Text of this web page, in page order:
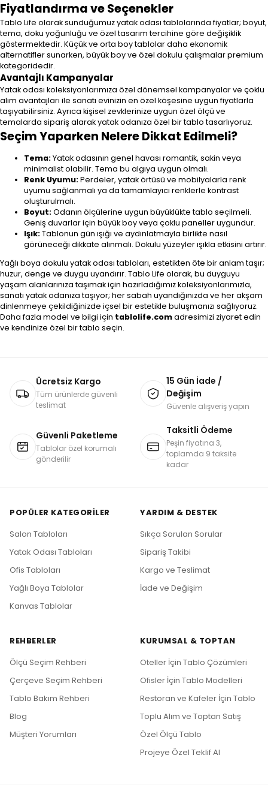
Fiyatlandırma ve Seçenekler
Tablo Life olarak sunduğumuz yatak odası tablolarında fiyatlar; boyut,
tema, doku yoğunluğu ve özel tasarım tercihine göre değişiklik
göstermektedir. Küçük ve orta boy tablolar daha ekonomik
alternatifler sunarken, büyük boy ve özel dokulu çalışmalar premium
kategoridedir.
Avantajlı Kampanyalar
Yatak odası koleksiyonlarımıza özel dönemsel kampanyalar ve çoklu
alım avantajları ile sanatı evinizin en özel köşesine uygun fiyatlarla
taşıyabilirsiniz. Ayrıca kişisel zevklerinize uygun özel ölçü ve
temalarda sipariş alarak yatak odanıza özel bir tablo tasarlıyoruz.
Seçim Yaparken Nelere Dikkat Edilmeli?
Tema:Yatak odasının genel havası romantik, sakin veya
minimalist olabilir. Tema bu algıya uygun olmalı.
Renk Uyumu:Perdeler, yatak örtüsü ve mobilyalarla renk
uyumu sağlanmalı ya da tamamlayıcı renklerle kontrast
oluşturulmalı.
Boyut:Odanın ölçülerine uygun büyüklükte tablo seçilmeli.
Geniş duvarlar için büyük boy veya çoklu paneller uygundur.
Işık:Tablonun gün ışığı ve aydınlatmayla birlikte nasıl
görüneceği dikkate alınmalı. Dokulu yüzeyler ışıkla etkisini artırır.
Yağlı boya dokulu yatak odası tabloları, estetikten öte bir anlam taşır;
huzur, denge ve duygu uyandırır. Tablo Life olarak, bu duyguyu
yaşam alanlarınıza taşımak için hazırladığımız koleksiyonlarımızla,
sanatı yatak odanıza taşıyor; her sabah uyandığınızda ve her akşam
dinlenmeye çekildiğinizde içsel bir estetikle buluşmanızı sağlıyoruz.
Daha fazla model ve bilgi için tablolife.comadresimizi ziyaret edin
ve kendinize özel bir tablo seçin.
Ücretsiz Kargo
Tüm ürünlerde güvenli
teslimat
15 Gün İade /
Değişim
Güvenle alışveriş yapın
Güvenli Paketleme
Tablolar özel korumalı
gönderilir
Taksitli Ödeme
Peşin fiyatına 3,
toplamda 9 taksite
kadar
POPÜLER KATEGORILER
Salon Tabloları
Yatak Odası Tabloları
Ofis Tabloları
Yağlı Boya Tablolar
Kanvas Tablolar
YARDIM & DESTEK
Sıkça Sorulan Sorular
Sipariş Takibi
Kargo ve Teslimat
İade ve Değişim
REHBERLER
Ölçü Seçim Rehberi
Çerçeve Seçim Rehberi
Tablo Bakım Rehberi
Blog
Müşteri Yorumları
KURUMSAL & TOPTAN
Oteller İçin Tablo Çözümleri
Ofisler İçin Tablo Modelleri
Restoran ve Kafeler İçin Tablo
Toplu Alım ve Toptan Satış
Özel Ölçü Tablo
Projeye Özel Teklif Al